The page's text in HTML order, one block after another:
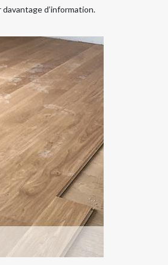
d’information.